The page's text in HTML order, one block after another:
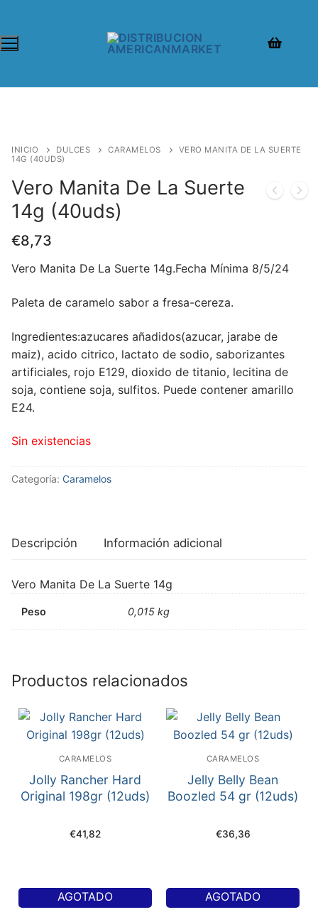
INICIO DULCES CARAMELOS
VERO MANITA DE LA SUERTE
14G (40UDS)
Vero Manita De La Suerte
14g (40uds)
€8,73
Vero Manita De La Suerte 14g.Fecha Mínima 8/5/24
Paleta de caramelo sabor a fresa-cereza.
Ingredientes:azucares añadidos(azucar, jarabe de
maiz), acido citrico, lactato de sodio, saborizantes
artificiales, rojo E129, dioxido de titanio, lecitina de
soja, contiene soja, sulfitos. Puede contener amarillo
E24.
Sin existencias
Categoría: Caramelos
Descripción Información adicional
Vero Manita De La Suerte 14g
Peso 0,015 kg
Productos relacionados
CARAMELOS
Jolly Rancher Hard
Original 198gr (12uds)
€41,82
AGOTADO
CARAMELOS
Jelly Belly Bean
Boozled 54 gr (12uds)
€36,36
AGOTADO